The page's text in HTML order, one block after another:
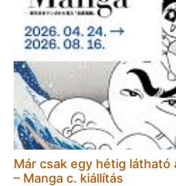
Már csak egy hétig látható
– Manga c. kiállítás